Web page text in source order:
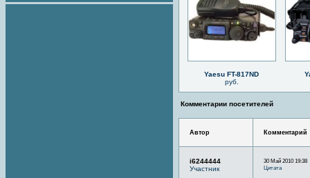
Yaesu FT-817ND
руб.
Комментарии посетителей
Автор Комментарий
i6244444
Участник
30 Май 2010 19:38
Цитата